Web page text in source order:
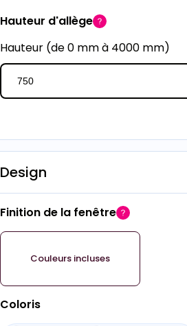
Hauteur d'allège
Hauteur (de 0 mm à 4000 mm)
Design
Finition de la fenêtre
Couleurs incluses
Coloris